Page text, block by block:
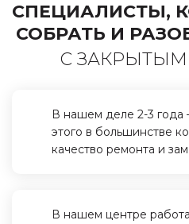
СПЕЦИАЛИСТЫ,
СОБРАТЬ И
С
В нашем деле 2-3 года
этого в большинстве
качество ремонта и
В нашем центре